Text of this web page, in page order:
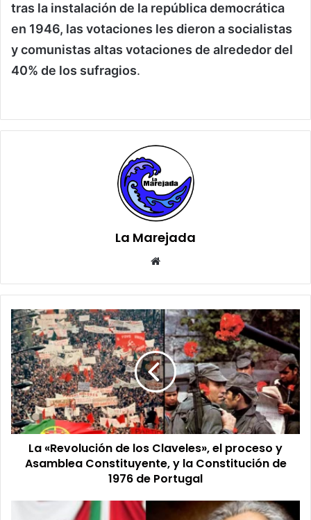
tras la instalación de la república democrática
en 1946, las votaciones les dieron a socialistas
y comunistas altas votaciones de alrededor del
40% de los sufragios.
La Marejada
La
«Revolución
de
los
Claveles»,
el
proceso
y
Asamblea
Constituyente,
La «Revolución de los Claveles», el proceso y
Asamblea Constituyente, y la Constitución de
1976 de Portugal